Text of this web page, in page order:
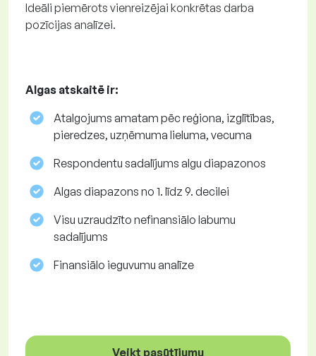
Ideāli piemērots vienreizējai konkrētas darba
pozīcijas analīzei.
Algas atskaitē ir:
Atalgojums amatam pēc reģiona, izglītības,
pieredzes, uzņēmuma lieluma, vecuma
Respondentu sadalījums algu diapazonos
Algas diapazons no 1. līdz 9. decilei
Visu uzraudzīto nefinansiālo labumu
sadalījums
Finansiālo ieguvumu analīze
Veikt pasūtījumu